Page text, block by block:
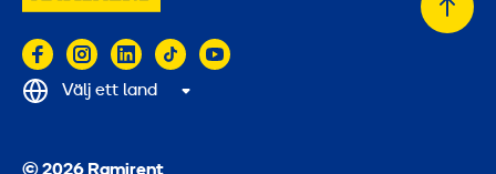
Välj ett land